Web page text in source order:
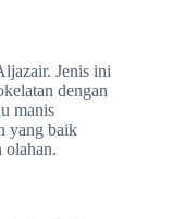
Jenis ini
dengan
manis
yang baik
olahan.